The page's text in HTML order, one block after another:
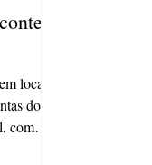
local
do
com